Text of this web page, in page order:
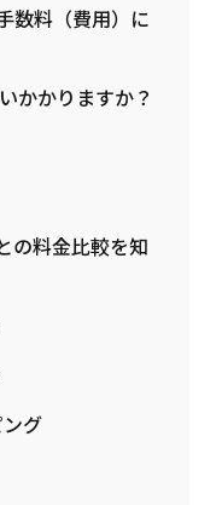
数料（費用）に
かかりますか？
の料金比較を知
グ